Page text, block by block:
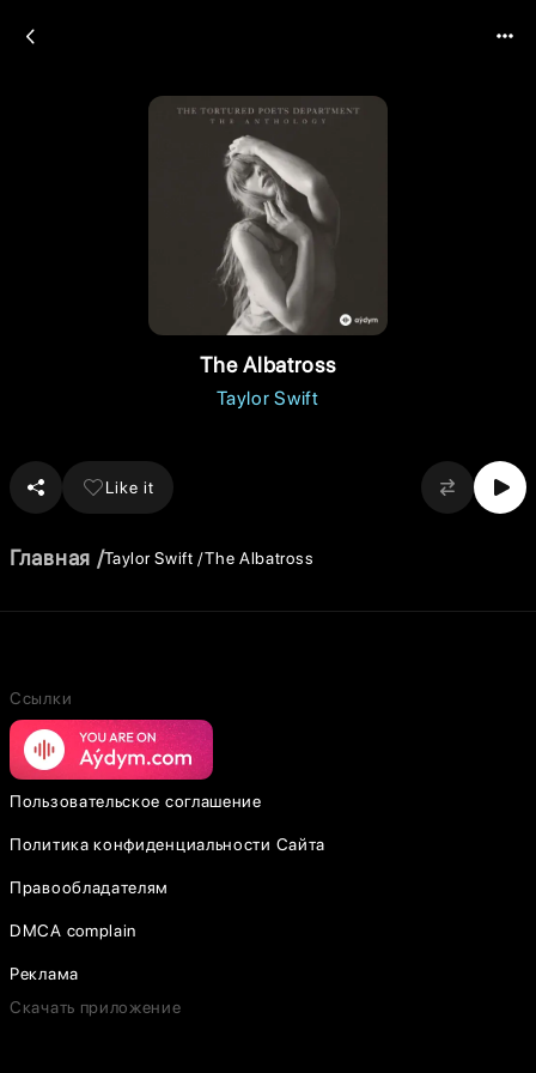
The Albatross
Taylor Swift
Like it
Главная Taylor Swift The Albatross
Ссылки
Пользовательское соглашение
Политика конфиденциальности Сайта
Правообладателям
DMCA complain
Реклама
Скачать приложение